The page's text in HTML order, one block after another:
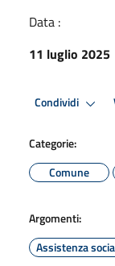
Data :
11 luglio 2025
Condividi
Categorie:
Comune
Argomenti:
Assistenza